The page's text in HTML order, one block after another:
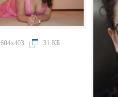
604x403 31 КБ